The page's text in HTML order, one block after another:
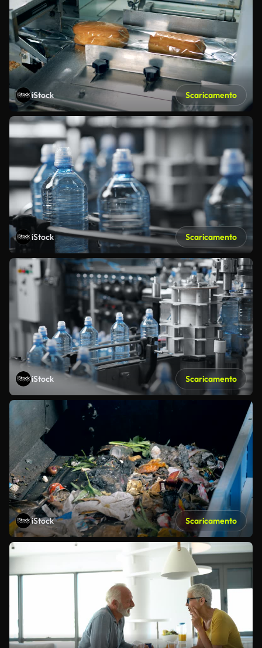
iStock Scaricamento
iStock Scaricamento
iStock Scaricamento
iStock Scaricamento